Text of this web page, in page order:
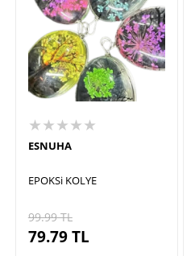
★★★★★
ESNUHA
EPOKSi KOLYE
99.99TL
79.79TL